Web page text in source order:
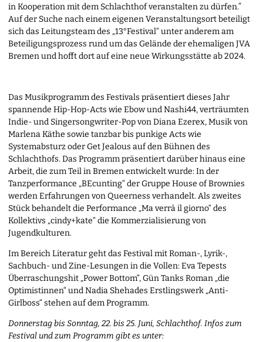
in Kooperation mit dem Schlachthof veranstalten zu dürfen.”
Auf der Suche nach einem eigenen Veranstaltungsort beteiligt
sich das Leitungsteam des „13°Festival“ unter anderem am
Beteiligungsprozess rund um das Gelände der ehemaligen JVA
Bremen und hofft dort auf eine neue Wirkungsstätte ab 2024.
Das Musikprogramm des Festivals präsentiert dieses Jahr
spannende Hip-Hop-Acts wie Ebow und Nashi44, verträumten
Indie- und Singersongwriter-Pop von Diana Ezerex, Musik von
Marlena Käthe sowie tanzbar bis punkige Acts wie
Systemabsturz oder Get Jealous auf den Bühnen des
Schlachthofs. Das Programm präsentiert darüber hinaus eine
Arbeit, die zum Teil in Bremen entwickelt wurde: In der
Tanzperformance „BEcunting“ der Gruppe House of Brownies
werden Erfahrungen von Queerness verhandelt. Als zweites
Stück behandelt die Performance „Ma verrà il giorno“ des
Kollektivs „cindy+kate“ die Kommerzialisierung von
Jugendkulturen.
Im Bereich Literatur geht das Festival mit Roman-, Lyrik-,
Sachbuch- und Zine-Lesungen in die Vollen: Eva Tepests
Überraschungshit „Power Bottom“, Gün Tanks Roman „die
Optimistinnen“ und Nadia Shehades Erstlingswerk „Anti-
Girlboss“ stehen auf dem Programm.
Donnerstag bis Sonntag, 22. bis 25. Juni, Schlachthof. Infos zum
Festival und zum Programm gibt es unter: